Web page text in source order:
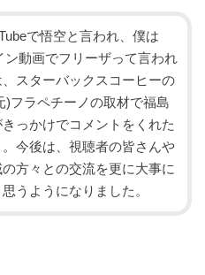
で悟空と言われ、僕は
ン動画でフリーザって言われ
スターバックスコーヒーの
)フラペチーノの取材で福島
っかけでコメントをくれた
今後は、視聴者の皆さんや
方々との交流を更に大事に
うようになりました。